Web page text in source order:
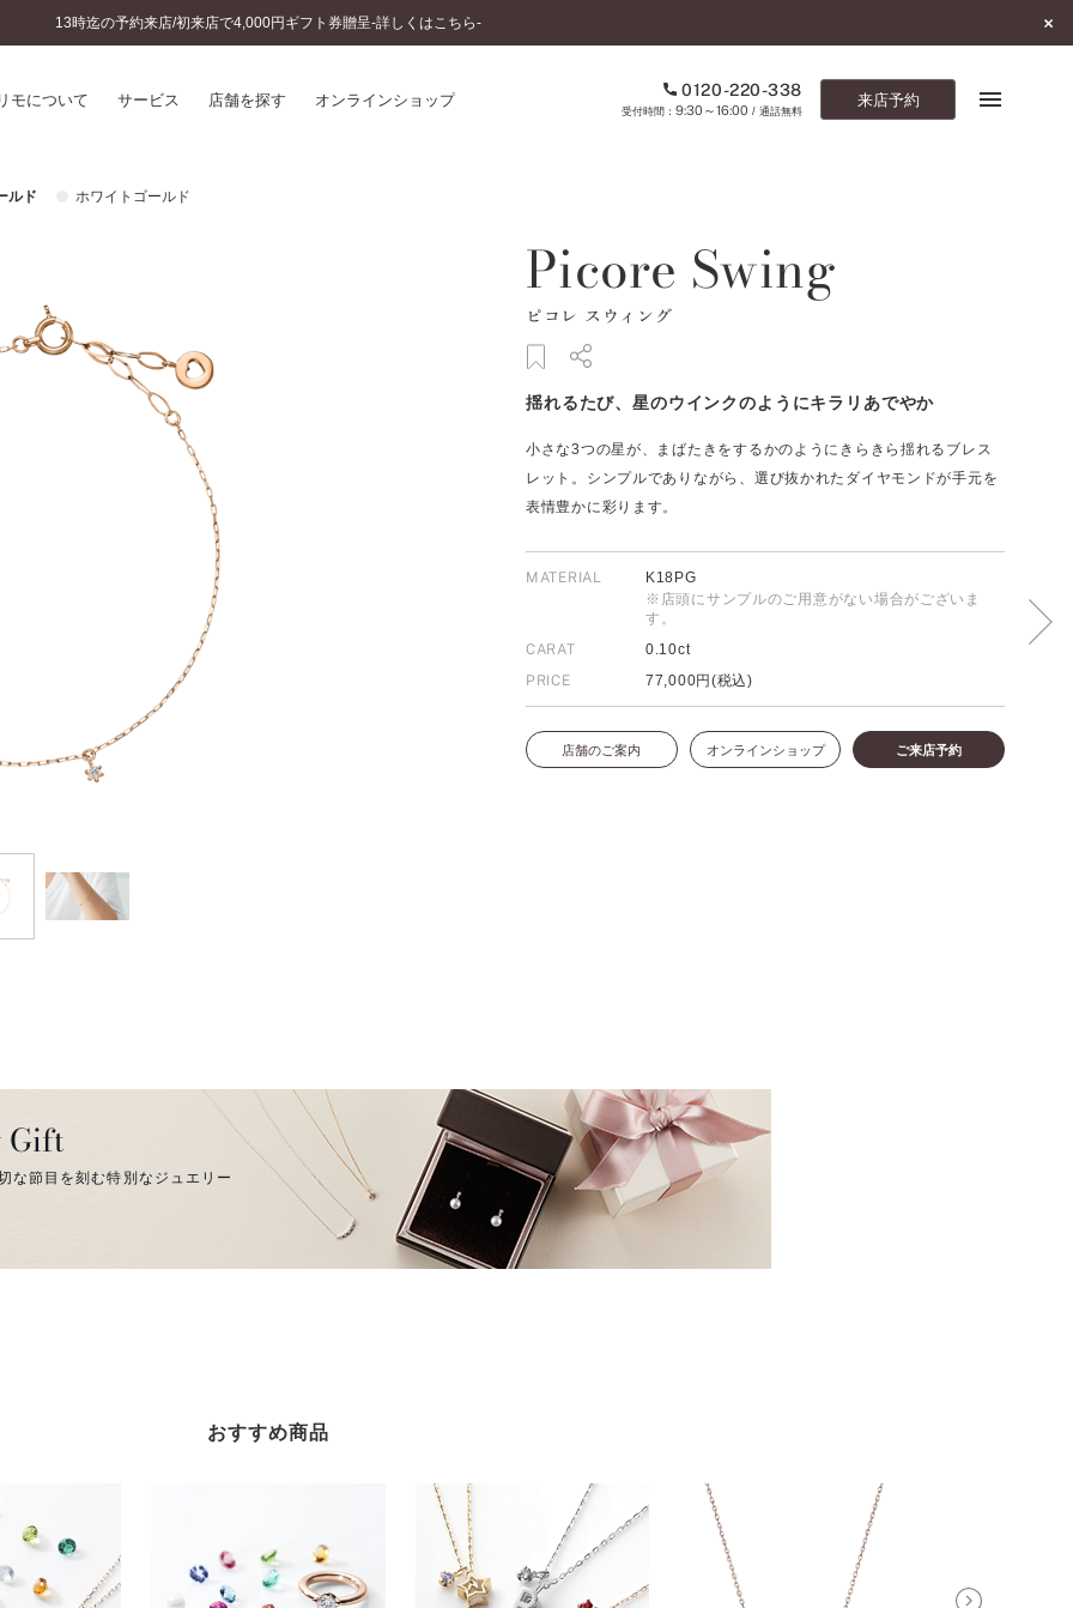
13時迄の予約来店/初来店で4,000円ギフト券贈呈-詳しくはこちら-
モについて サービス 店舗を探す オンラインショップ 0120-220-338
9:30～16:00/ 通話無料
来店予約
のこだわり
のメンテナンス
ONLINE SHOP
0120-220-338
カタログ請求
お問い合わせ
FOLLOW US ON
ルド ホワイトゴールド
Picore Swing
ピコレ スウィング
揺れるたび、星のウインクのようにキラリあでやか
小さな3つの星が、まばたきをするかのようにきらきら揺れるブレス
レット。シンプルでありながら、選び抜かれたダイヤモンドが手元を
表情豊かに彩ります。
MATERIAL
K18PG
※店頭にサンプルのご用意がない場合がございま
す。
CARAT
0.10ct
PRICE
77,000円(税込)
店舗のご案内 オンラインショップ ご来店予約
Gift
な節目を刻む特別なジュエリー
おすすめ商品